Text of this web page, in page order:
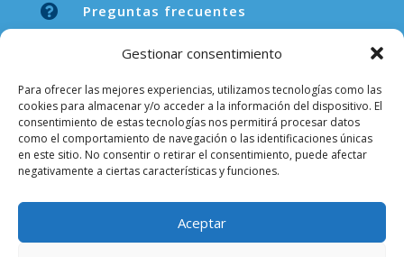
Gestionar consentimiento
Para ofrecer las mejores experiencias, utilizamos tecnologías como las
cookies para almacenar y/o acceder a la información del dispositivo. El
consentimiento de estas tecnologías nos permitirá procesar datos
como el comportamiento de navegación o las identificaciones únicas
en este sitio. No consentir o retirar el consentimiento, puede afectar
negativamente a ciertas características y funciones.
Aceptar
 Preguntas frecuentes
LEGAL
Aviso legal
Política de privacidad